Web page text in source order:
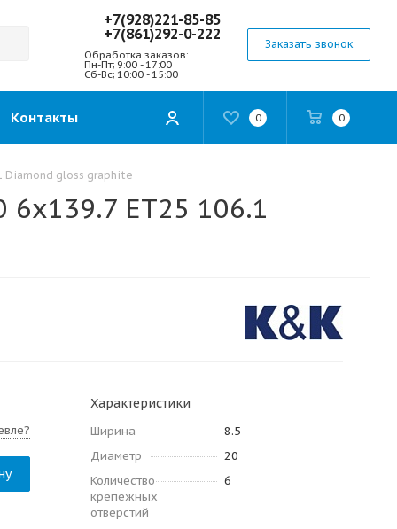
+7(928)221-85-85
+7(861)292-0-222
Обработка заказов:
Пн-Пт; 9:00 - 17:00
Сб-Вс; 10:00 - 15:00
Заказать звонок
0 0
Контакты
Diamond gloss graphite
ET25 106.1
Характеристики
Ширина
8.5
Диаметр
20
Количество
крепежных
отверстий
6